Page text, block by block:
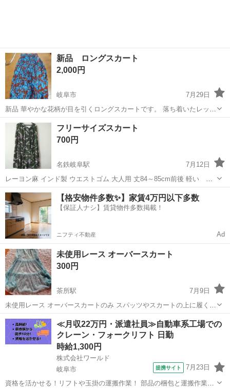
新品 ロングスカート
2,000円
岐阜市
7月29日
新品 華やかな花柄が目を引くロングスカートです。 落ち着いたレッド
をベースに、鮮やかなブルーの花柄が全体に散りばめられています。
ふんわりとしたシルエットを演出します。 フリーサイズ
岐阜 岐阜市 スカート ロングスカート
フリーサイズスカート
700円
名鉄岐阜駅
7月12日
レーヨン麻 インド製 ウエストゴム 大人用 丈84～85cm前後 軽い ロ
ングなんで暑い夏も 歩きやすいですよ(^-^) 受け取り場所 名鉄岐阜駅
近所
岐阜 岐阜市 名鉄岐阜駅 スカート 大人用
【格安物件多数✨】家賃4万円以下多数
【保証人ナシ】賃貸物件多数掲載！
ニフティ不動産 Ad
未使用レース オーバースカート
300円
茶所駅
7月9日
未使用レース オーバースカートのみ スパッツやスカートの上に履くも
のです。 2枚目の画像のスカートはついていません。 ウエストゴム 着
丈およそ88cm ぐらい 宜しくお願いします
岐阜 岐阜市 茶所駅 スカート レース
≪月収22万円・派遣社員≫自動車系工場での
クレーン・フォークリフト 日勤
時給1,300円
株式会社ワールド
岐阜市
提携サイト 7月23日
資格を活かせる！リフトや玉掛の運搬作業！ 部品の梱包と運搬作業！